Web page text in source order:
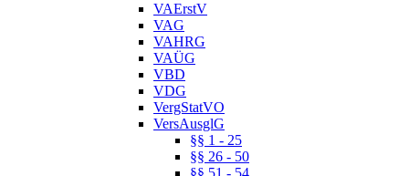
VAErstV
VAG
VAHRG
VAÜG
VBD
VDG
VergStatVO
VersAusglG
§§ 1 - 25
§§ 26 - 50
§§ 51 - 54